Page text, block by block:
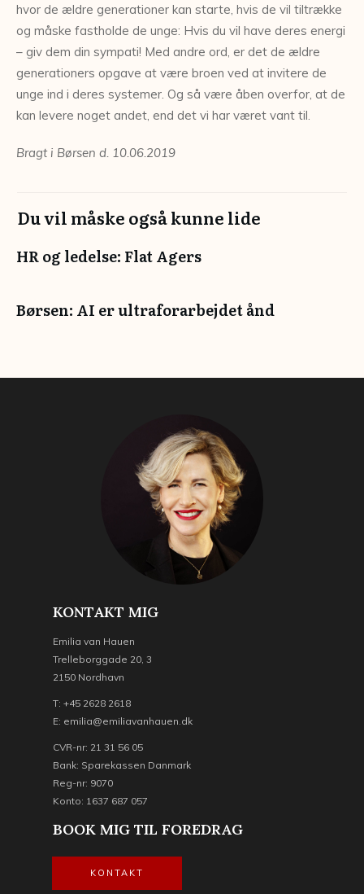
hvor de ældre generationer kan starte, hvis de vil tiltrække
og måske fastholde de unge: Hvis du vil have deres energi
– giv dem din sympati! Med andre ord, er det de ældre
generationers opgave at være broen ved at invitere de
unge ind i deres systemer. Og så være åben overfor, at de
kan levere noget andet, end det vi har været vant til.
Bragt i Børsen d. 10.06.2019
Du vil måske også kunne lide
HR og ledelse: Flat Agers
Børsen: AI er ultraforarbejdet ånd
KONTAKT MIG
Emilia van Hauen
Trelleborggade 20, 3
2150 Nordhavn
T: +45 2628 2618
E: emilia@emiliavanhauen.dk
CVR-nr: 21 31 56 05
Bank: Sparekassen Danmark
Reg-nr: 9070
Konto: 1637 687 057
BOOK MIG TIL FOREDRAG
KONTAKT